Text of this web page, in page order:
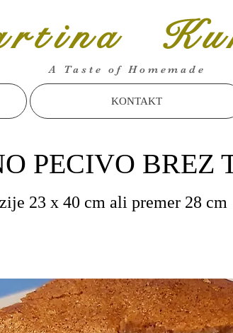
A Taste of Homemade
KONTAKT
PECIVO BREZ
23 x 40 cm ali premer 28 cm